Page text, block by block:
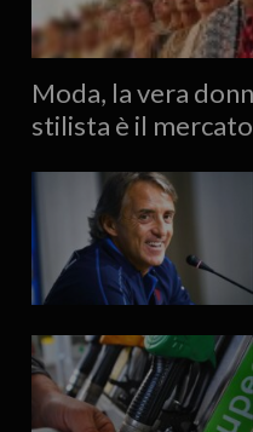
Moda, la vera
stilista è il mercato